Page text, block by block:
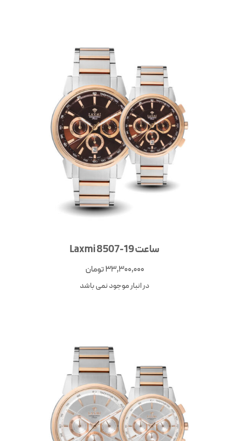
ساعت Laxmi 8507-19
33,300,000تومان
در انبار موجود نمی باشد